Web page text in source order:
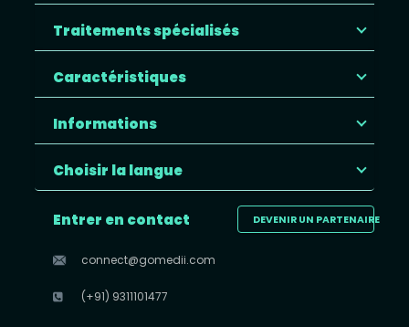
Traitements spécialisés
Caractéristiques
Informations
Choisir la langue
DEVENIR UN PARTENAIRE
Entrer en contact
connect@gomedii.com
(+91) 9311101477